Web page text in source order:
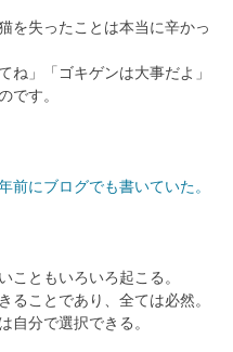
を失ったことは本当に辛かっ
ね」「ゴキゲンは大事だよ」
です。
前にブログでも書いていた。
こともいろいろ起こる。
ることであり、全ては必然。
自分で選択できる。